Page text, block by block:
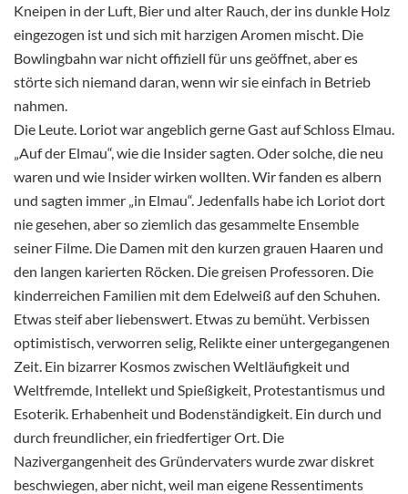
Kneipen in der Luft, Bier und alter Rauch, der ins dunkle Holz
eingezogen ist und sich mit harzigen Aromen mischt. Die
Bowlingbahn war nicht offiziell für uns geöffnet, aber es
störte sich niemand daran, wenn wir sie einfach in Betrieb
nahmen.
Die Leute. Loriot war angeblich gerne Gast auf Schloss Elmau.
„Auf der Elmau“, wie die Insider sagten. Oder solche, die neu
waren und wie Insider wirken wollten. Wir fanden es albern
und sagten immer „in Elmau“. Jedenfalls habe ich Loriot dort
nie gesehen, aber so ziemlich das gesammelte Ensemble
seiner Filme. Die Damen mit den kurzen grauen Haaren und
den langen karierten Röcken. Die greisen Professoren. Die
kinderreichen Familien mit dem Edelweiß auf den Schuhen.
Etwas steif aber liebenswert. Etwas zu bemüht. Verbissen
optimistisch, verworren selig, Relikte einer untergegangenen
Zeit. Ein bizarrer Kosmos zwischen Weltläufigkeit und
Weltfremde, Intellekt und Spießigkeit, Protestantismus und
Esoterik. Erhabenheit und Bodenständigkeit. Ein durch und
durch freundlicher, ein friedfertiger Ort. Die
Nazivergangenheit des Gründervaters wurde zwar diskret
beschwiegen, aber nicht, weil man eigene Ressentiments